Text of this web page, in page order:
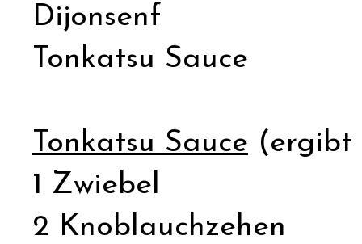
Dijonsenf
Tonkatsu Sauce
Tonkatsu Sauce (ergibt
1 Zwiebel
2 Knoblauchzehen